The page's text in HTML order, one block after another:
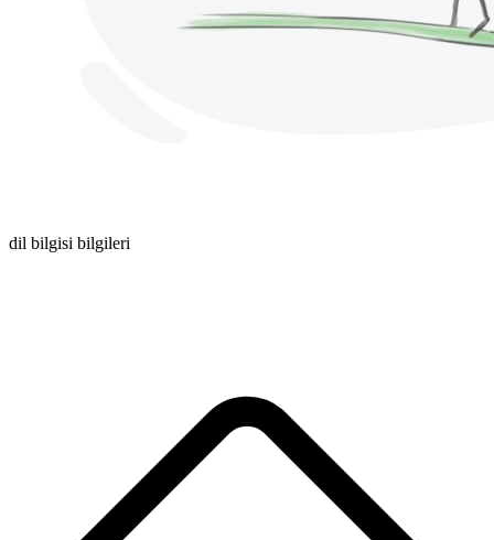
dil bilgisi bilgileri